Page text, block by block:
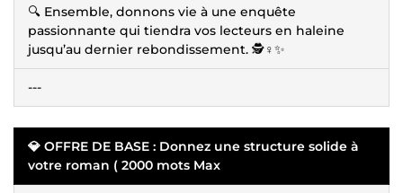
🔍 Ensemble, donnons vie à une enquête
passionnante qui tiendra vos lecteurs en haleine
jusqu’au dernier rebondissement. 🕵️♀️✨
---
💎 OFFRE DE BASE : Donnez une structure solide à
votre roman ( 2000 mots Max